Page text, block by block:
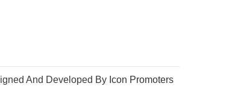
And Developed By Icon Promoters